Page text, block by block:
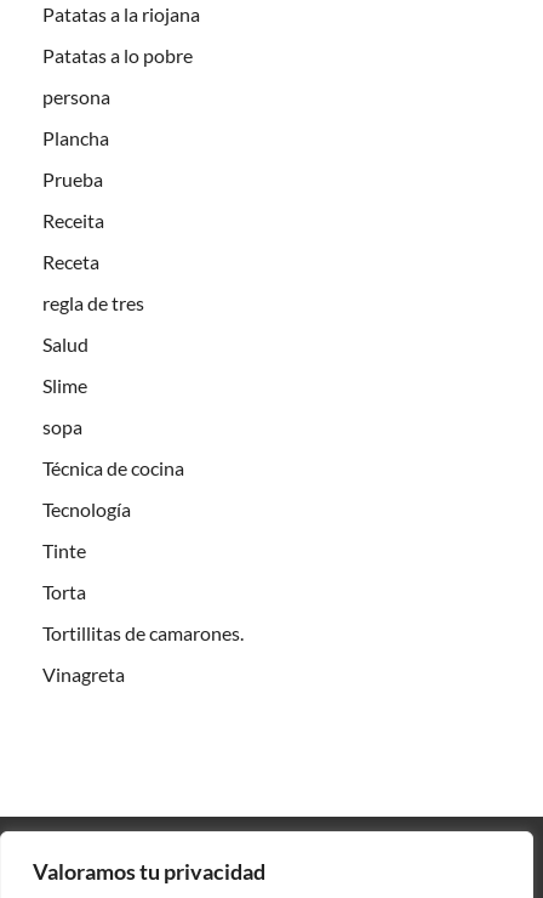
Valoramos tu privacidad
Patatas a la riojana
Patatas a lo pobre
persona
Plancha
Prueba
Receita
Receta
regla de tres
Salud
Slime
sopa
Técnica de cocina
Tecnología
Tinte
Torta
Tortillitas de camarones.
Vinagreta